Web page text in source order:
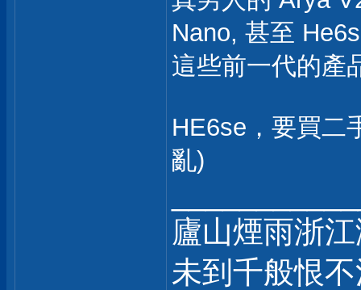
Nano, 甚至
這些前一代的產
HE6se，要買二
亂)
廬山煙雨浙
未到千般恨